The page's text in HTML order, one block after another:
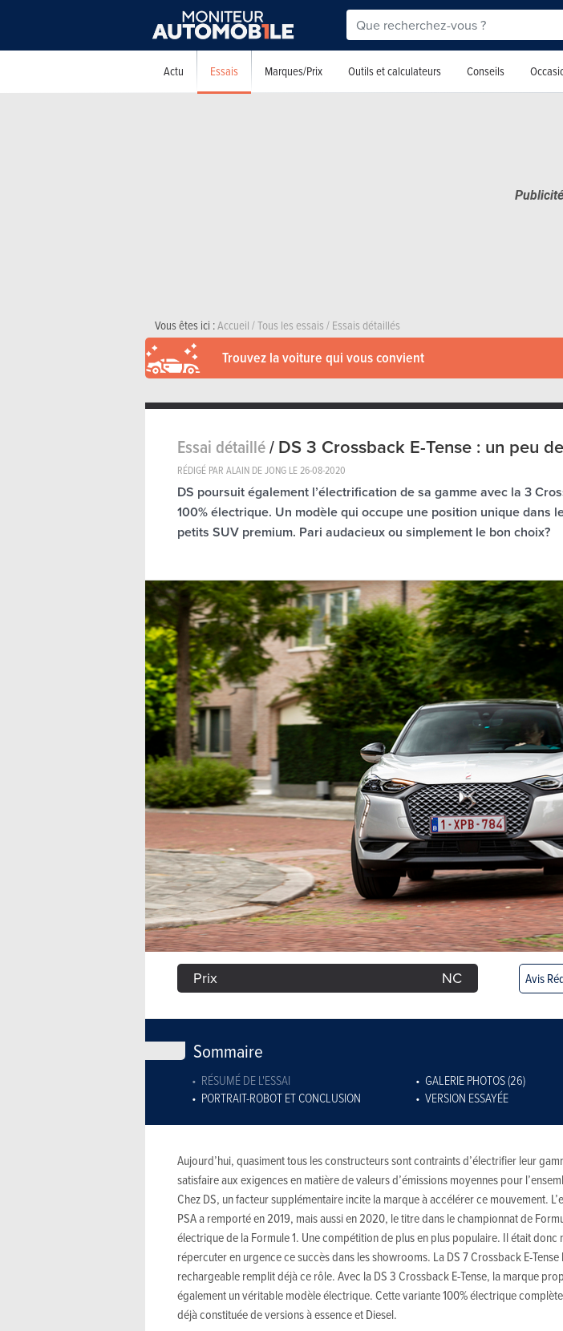
Actu Essais Marques/Prix Outils et calculateurs Conseils
Vous êtes ici :Accueil/Tous les essais/Essais détaillés
Trouvez la voiture qui vous convient
Essai détaillé/DS 3 Crossback E-Tense : un peu
RÉDIGÉ PAR ALAIN DE JONG LE26-08-2020
DS poursuit également l’électrification de sa gamme avec la 3
100% électrique. Un modèle qui occupe une position unique dans
petits SUV premium. Pari audacieux ou simplement le bon choix?
Prix NC Avis
Sommaire
RÉSUMÉ DE L'ESSAI
GALERIE PHOTOS (26)
PORTRAIT-ROBOT ET CONCLUSION
VERSION ESSAYÉE
Aujourd’hui, quasiment tous les constructeurs sont contraints d’électrifier leur
satisfaire aux exigences en matière de valeurs d’émissions moyennes pour
Chez DS, un facteur supplémentaire incite la marque à accélérer ce mouvement.
PSA a remporté en 2019, mais aussi en 2020, le titre dans le championnat de
électrique de la Formule 1. Une compétition de plus en plus populaire. Il était donc
répercuter en urgence ce succès dans les showrooms. La DS 7 Crossback E-
rechargeable remplit déjà ce rôle. Avec la DS 3 Crossback E-Tense, la marque
également un véritable modèle électrique. Cette variante 100% électrique
déjà constituée de versions à essence et Diesel.